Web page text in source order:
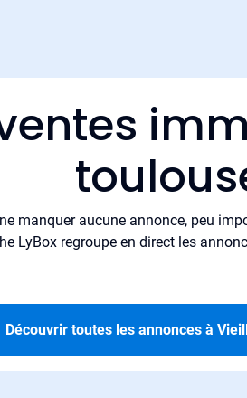
manquer aucune annonce, peu
LyBox regroupe en direct les
Découvrir toutes les annonces à